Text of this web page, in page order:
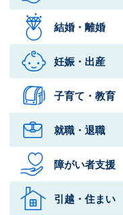
結婚・離婚
妊娠・出産
子育て・教育
就職・退職
障がい者支援
引越・住まい